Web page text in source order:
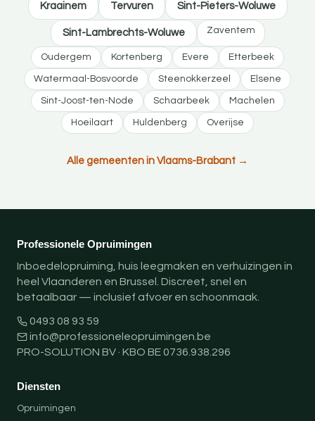
Kraainem Tervuren Sint-Pieters-Woluwe
Sint-Lambrechts-Woluwe Zaventem
Oudergem Kortenberg Evere Etterbeek
Watermaal-Bosvoorde Steenokkerzeel Elsene
Sint-Joost-ten-Node Schaarbeek Machelen
Hoeilaart Huldenberg Overijse
Alle gemeenten in Vlaams-Brabant →
Professionele Opruimingen
Inboedelopruiming, huis leegmaken en verhuizingen in
heel Vlaanderen en Brussel. Discreet, snel en
betaalbaar — inclusief afvoer en schoonmaak.
0493 08 93 59
info@professioneleopruimingen.be
PRO-SOLUTION BV · KBO BE 0736.938.296
Diensten
Opruimingen